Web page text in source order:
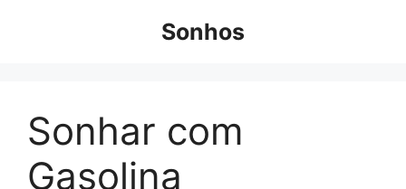
Sonhos
Sonhar com
Gasolina